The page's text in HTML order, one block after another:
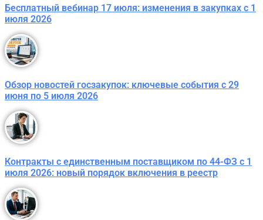
Бесплатный вебинар 17 июля: изменения в закупках с 1
июля 2026
Обзор новостей госзакупок: ключевые события с 29
июня по 5 июля 2026
Контракты с единственным поставщиком по 44-ФЗ с 1
июля 2026: новый порядок включения в реестр